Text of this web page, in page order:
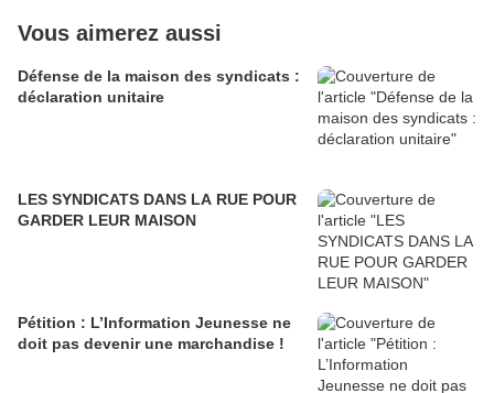
Vous aimerez aussi
Défense de la maison des syndicats :
déclaration unitaire
LES SYNDICATS DANS LA RUE POUR
GARDER LEUR MAISON
Pétition : L’Information Jeunesse ne
doit pas devenir une marchandise !